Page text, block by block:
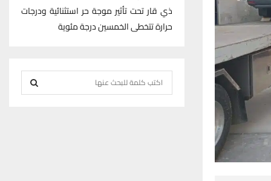
ذي قار تحت تأثير موجة حر استثنائية ودرجات
حرارة تتخطى الخمسين درجة مئوية
e